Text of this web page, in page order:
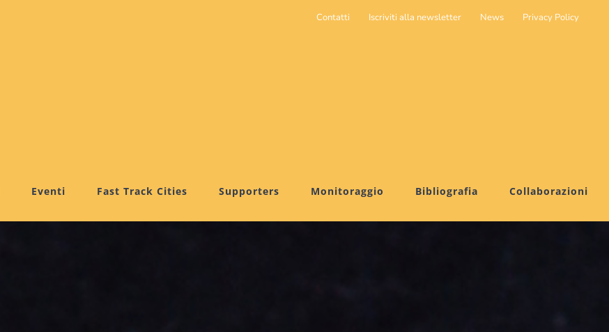
Contatti Iscriviti alla newsletter News Privacy Policy
Eventi Fast Track Cities Supporters Monitoraggio Bibliografia Collaborazioni